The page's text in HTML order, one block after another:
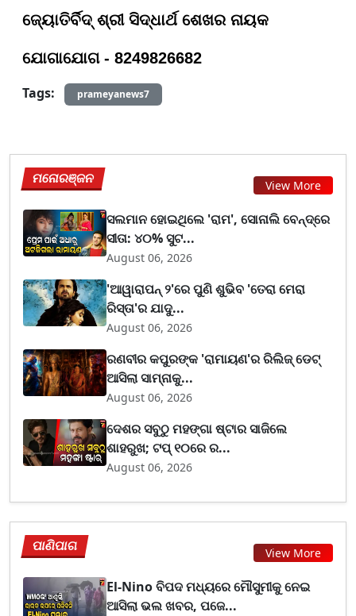
ଜ୍ୟୋତିର୍ବିଦ୍ ଶ୍ରୀ ସିଦ୍ଧାର୍ଥ ଶେଖର ନାୟକ
ଯୋଗାଯୋଗ - 8249826682
Tags:
prameyanews7
ମନୋରଞ୍ଜନ View More
ସଲମାନ ହୋଇଥିଲେ 'ରାମ', ସୋନାଲି ବେନ୍ଦ୍ରେ
ସୀତା: ୪୦% ସୁଟ...
August 06, 2026
'ଆୱାରାପନ୍ ୨'ରେ ପୁଣି ଶୁଭିବ 'ତେରା ମେରା
ରିସ୍ତା'ର ଯାଦୁ...
August 06, 2026
ରଣବୀର କପୁରଙ୍କ 'ରାମାୟଣ'ର ରିଲିଜ୍ ଡେଟ୍
ଆସିଲା ସାମ୍ନାକୁ...
August 06, 2026
ଦେଶର ସବୁଠୁ ମହଙ୍ଗା ଷ୍ଟାର ସାଜିଲେ
ଶାହରୁଖ; ଟପ୍‌ ୧୦ରେ ର...
August 06, 2026
ପାଣିପାଗ View More
El-Nino ବିପଦ ମଧ୍ୟରେ ମୌସୁମୀକୁ ନେଇ
ଆସିଲା ଭଲ ଖବର, ପଜେ...